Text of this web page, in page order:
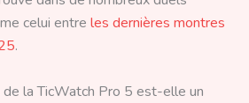
celui entre les dernières montres
.
la TicWatch Pro 5 est-elle un